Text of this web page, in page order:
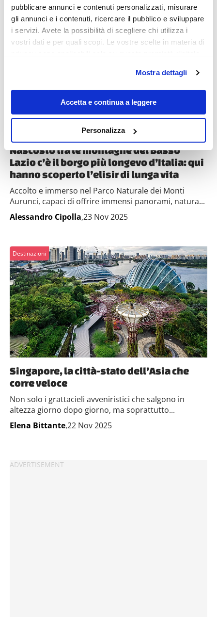
pubblicare annunci e contenuti personalizzati, misurare
gli annunci e i contenuti, ricercare il pubblico e sviluppare
i servizi. Avete la possibilità di scegliere chi utilizza i
vostri dati e per quali scopi. Le vostre scelte in materia di
modificare o revocare il proprio consenso in qualsiasi
momento dalla Dichiarazione sui cookie o facendo clic
sull'icona di attivazione della privacy.
raccogliere informazioni sulla tua posizione
geografica, con un'approssimazione di qualche
metro,
Identificare il tuo dispositivo, scansionandolo
(impronte digitali).
Approfondisci come vengono elaborati i tuoi dati personali
e imposta le tue preferenze nellasezione dettagli
Utilizziamo i cookie per personalizzare contenuti ed
annunci, per fornire funzionalità dei social media e per
analizzare il nostro traffico. Condividiamo inoltre
informazioni sul modo in cui utilizzi il nostro sito con i
nostri partner che si occupano di analisi dei dati web,
pubblicità e social media, i quali potrebbero combinarle
con altre informazioni che hai fornito loro o che hanno
raccolto dal tuo utilizzo dei loro servizi.
Mostra dettagli
Accetta e continua a leggere
Personalizza
Destinazioni
Nascosto tra le montagne del Basso
Lazio c’è il borgo più longevo d’Italia: qui
hanno scoperto l’elisir di lunga vita
Accolto e immerso nel Parco Naturale dei Monti
Aurunci, capaci di offrire immensi panorami, natura...
Alessandro Cipolla,23 Nov 2025
Destinazioni
Singapore, la città-stato dell’Asia che
corre veloce
Non solo i grattacieli avveniristici che salgono in
altezza giorno dopo giorno, ma soprattutto...
Elena Bittante,22 Nov 2025